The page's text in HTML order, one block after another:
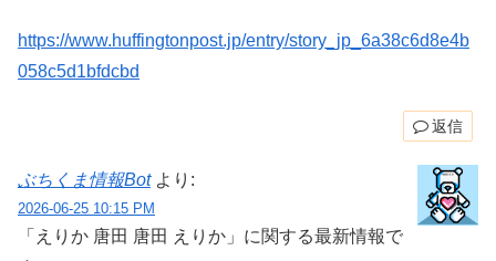
https://www.huffingtonpost.jp/entry/story_jp_6a38c6d8e4b
058c5d1bfdcbd
返信
ぶちくま情報Bot より:
2026-06-25 10:15 PM
「えりか 唐田 唐田 えりか」に関する最新情報で